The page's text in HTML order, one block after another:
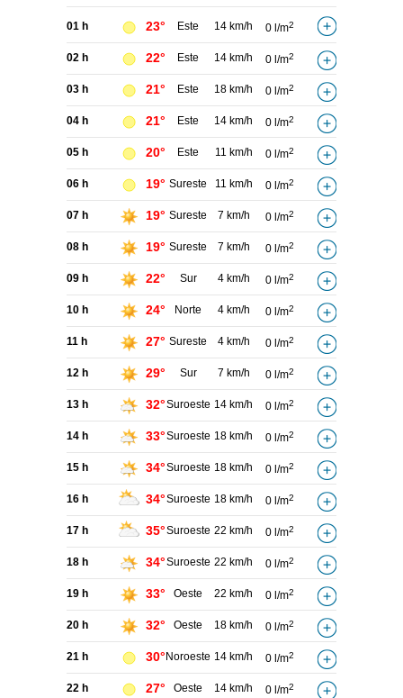
01 h 23° Este 14 km/h 0 l/m2
02 h 22° Este 14 km/h 0 l/m2
03 h 21° Este 18 km/h 0 l/m2
04 h 21° Este 14 km/h 0 l/m2
05 h 20° Este 11 km/h 0 l/m2
06 h 19° Sureste 11 km/h 0 l/m2
07 h 19° Sureste 7 km/h 0 l/m2
08 h 19° Sureste 7 km/h 0 l/m2
09 h 22° Sur 4 km/h 0 l/m2
10 h 24° Norte 4 km/h 0 l/m2
11 h 27° Sureste 4 km/h 0 l/m2
12 h 29° Sur 7 km/h 0 l/m2
13 h 32°Suroeste 14 km/h 0 l/m2
14 h 33°Suroeste 18 km/h 0 l/m2
15 h 34°Suroeste 18 km/h 0 l/m2
16 h 34°Suroeste 18 km/h 0 l/m2
17 h 35°Suroeste 22 km/h 0 l/m2
18 h 34°Suroeste 22 km/h 0 l/m2
19 h 33° Oeste 22 km/h 0 l/m2
20 h 32° Oeste 18 km/h 0 l/m2
21 h 30° Noroeste 14 km/h 0 l/m2
22 h 27° Oeste 14 km/h 0 l/m2